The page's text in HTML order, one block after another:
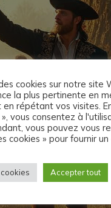
cookies sur notre site
la plus pertinente en
répétant vos visites.
vous consentez à
vous pouvez vous
cookies » pour fournir
Accepter tout